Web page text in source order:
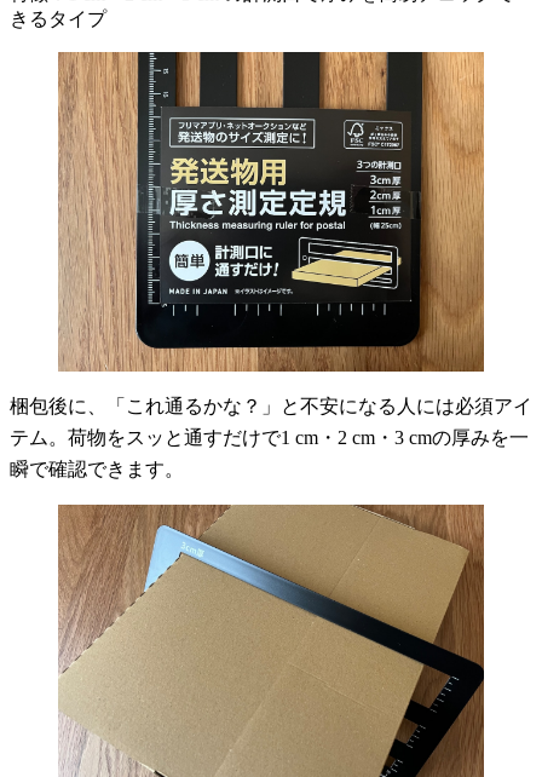
特徴：1 cm・2 cm・3 cm の計測口で厚みを簡易チェックで
梱包後に、「これ通るかな？」と不安になる人には必須アイ
テム。荷物をスッと通すだけで1 cm・2 cm・3 cmの厚みを一